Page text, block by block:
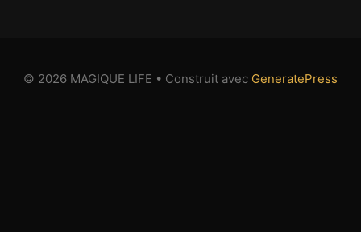
© 2026 MAGIQUE LIFE • Construit avec GeneratePress